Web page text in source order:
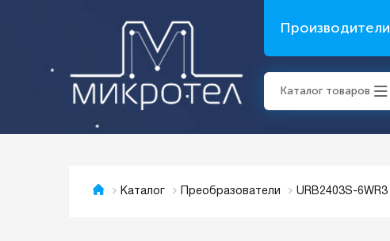
Производители
Каталог товаров
Каталог Преобразователи URB2403S-6WR3